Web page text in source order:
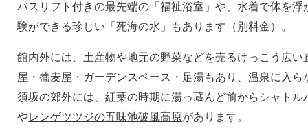
バスリフト付きの最先端の「福祉浴室」や、水着で体を浮
験ができる珍しい「死海の水」もあります（別料金）。
館内外には、土産物や地元の野菜などを売るけっこう広い
屋・蕎麦屋・ガーデンスペース・足湯もあり、温泉に入
須坂の郊外には、紅葉の時期に湯っ蔵んど前からシャトル
やレンゲツツジの五味池破風高原があります。